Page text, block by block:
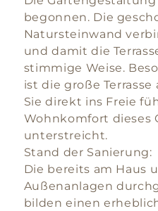
begonnen. Die
Natursteinwand
und damit die
stimmige Weise.
ist die große
Sie direkt ins Freie
Wohnkomfort dieses
unterstreicht.
Stand der Sanierung:
Die bereits am Haus
Außenanlagen
bilden einen